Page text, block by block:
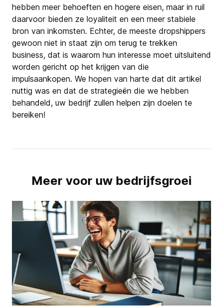
hebben meer behoeften en hogere eisen, maar in ruil
daarvoor bieden ze loyaliteit en een meer stabiele
bron van inkomsten. Echter, de meeste dropshippers
gewoon niet in staat zijn om terug te trekken
business, dat is waarom hun interesse moet uitsluitend
worden gericht op het krijgen van die
impulsaankopen. We hopen van harte dat dit artikel
nuttig was en dat de strategieën die we hebben
behandeld, uw bedrijf zullen helpen zijn doelen te
bereiken!
Meer voor uw bedrijfsgroei